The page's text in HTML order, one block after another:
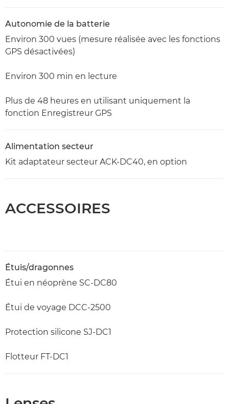
Autonomie de la batterie
Environ 300 vues (mesure réalisée avec les fonctions
GPS désactivées)
Environ 300 min en lecture
Plus de 48 heures en utilisant uniquement la
fonction Enregistreur GPS
Alimentation secteur
Kit adaptateur secteur ACK-DC40, en option
ACCESSOIRES
Étuis/dragonnes
Étui en néoprène SC-DC80
Étui de voyage DCC-2500
Protection silicone SJ-DC1
Flotteur FT-DC1